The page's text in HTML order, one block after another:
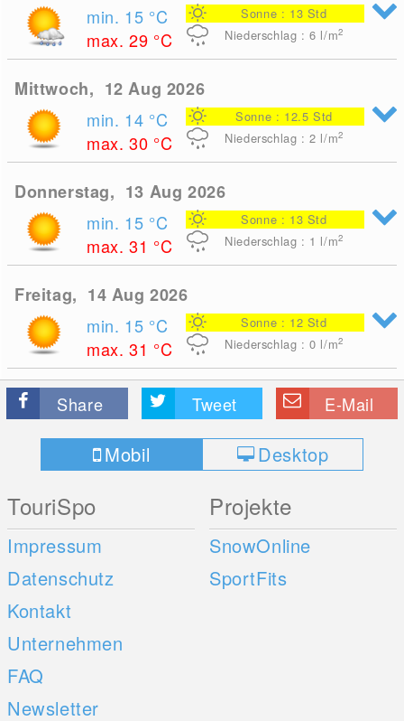
min. 15 °C
max. 29 °C
Sonne : 13 Std
Niederschlag : 6 l/m2
Mittwoch, 12 Aug 2026
min. 14 °C
max. 30 °C
Sonne : 12.5 Std
Niederschlag : 2 l/m2
Donnerstag, 13 Aug 2026
min. 15 °C
max. 31 °C
Sonne : 13 Std
Niederschlag : 1 l/m2
Freitag, 14 Aug 2026
min. 15 °C
max. 31 °C
Sonne : 12 Std
Niederschlag : 0 l/m2
Share Tweet E-Mail
Mobil Desktop
TouriSpo
Impressum
Datenschutz
Kontakt
Unternehmen
FAQ
Newsletter
Projekte
SnowOnline
SportFits